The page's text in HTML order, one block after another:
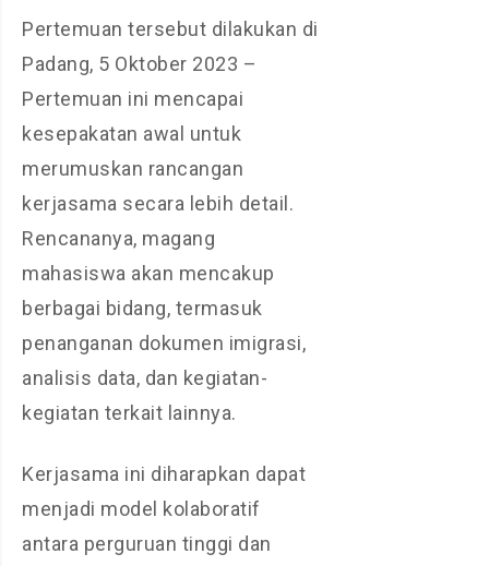
Pertemuan tersebut dilakukan di
Padang, 5 Oktober 2023 –
Pertemuan ini mencapai
kesepakatan awal untuk
merumuskan rancangan
kerjasama secara lebih detail.
Rencananya, magang
mahasiswa akan mencakup
berbagai bidang, termasuk
penanganan dokumen imigrasi,
analisis data, dan kegiatan-
kegiatan terkait lainnya.
Kerjasama ini diharapkan dapat
menjadi model kolaboratif
antara perguruan tinggi dan